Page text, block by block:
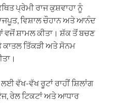
ਪ੍ਰੇਮੀ ਰਾਜ ਕੁਸ਼ਵਾਹਾ ਨੂੰ
ਵਿਸ਼ਾਲ ਚੌਹਾਨ ਅਤੇ ਆਨੰਦ
ਵਜੋਂ ਸ਼ਾਮਲ ਕੀਤਾ। ਸ਼ੱਕ ਤੋਂ ਬਚਣ
ਕਾਤਲ ਤਿੱਕੜੀ ਅਤੇ ਸੋਨਮ
ਵੱਖ-ਵੱਖ ਰੂਟਾਂ ਰਾਹੀਂ ਸ਼ਿਲਾਂਗ
ਰੇਲ ਟਿਕਟਾਂ ਅਤੇ ਆਧਾਰ